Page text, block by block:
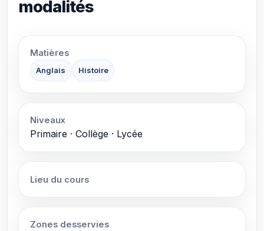
modalités
Matières
Anglais Histoire
Niveaux
Primaire · Collège · Lycée
Lieu du cours
Zones desservies